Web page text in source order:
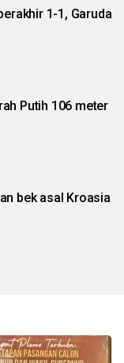
1-1, Garuda
Putih 106 meter
bek asal Kroasia